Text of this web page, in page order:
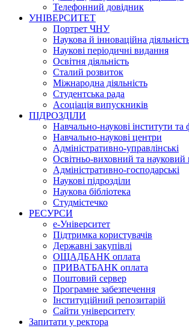
Телефонний довідник
УНІВЕРСИТЕТ
Портрет ЧНУ
Наукова й інноваційна
Наукові періодичні видання
Освітня діяльність
Сталий розвиток
Міжнародна діяльність
Студентська рада
Асоціація випускників
ПІДРОЗДІЛИ
Навчально-наукові інститути та
Навчально-наукові центри
Адміністративно-управлінські
Освітньо-виховний та науковий
Адміністративно-господарські
Наукові підрозділи
Наукова бібліотека
Студмістечко
РЕСУРСИ
е-Університет
Підтримка користувачів
Державні закупівлі
ОЩАДБАНК оплата
ПРИВАТБАНК оплата
Поштовий сервер
Програмне забезпечення
Інституційний репозитарій
Сайти університету
Запитати у ректора